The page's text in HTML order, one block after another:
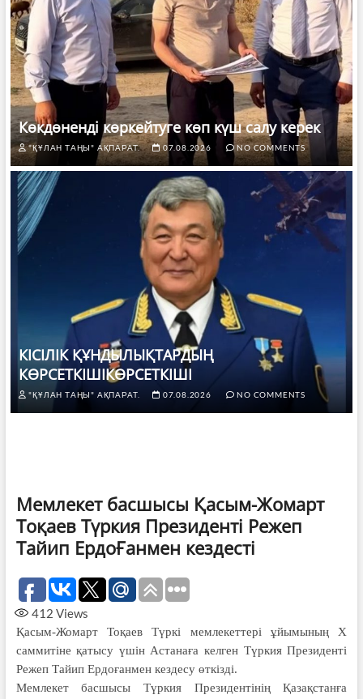
Көкдөненді көркейтуге көп күш салу керек
"ҚҰЛАН ТАҢЫ" АҚПАРАТ. 07.08.2026 NO COMMENTS
КІСІЛІК ҚҰНДЫЛЫҚТАРДЫҢ
КӨРСЕТКІШІКӨРСЕТКІШІ
"ҚҰЛАН ТАҢЫ" АҚПАРАТ. 07.08.2026 NO COMMENTS
Мемлекет басшысы Қасым-Жомарт
Тоқаев Түркия Президенті Режеп
Тайип ЕрдоҒанмен кездесті
412 Views
Қасым-Жомарт Тоқаев Түркі мемлекеттері ұйымының Х
саммитіне қатысу үшін Астанаға келген Түркия Президенті
Режеп Тайип Ердоғанмен кездесу өткізді.
Мемлекет басшысы Түркия Президентінің Қазақстанға